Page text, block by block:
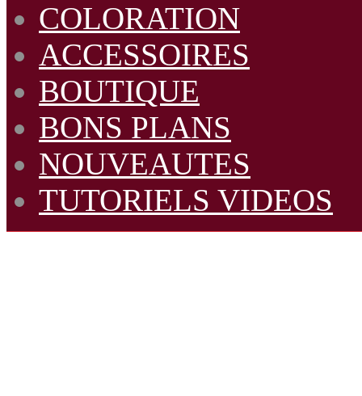
COLORATION
ACCESSOIRES
BOUTIQUE
BONS PLANS
NOUVEAUTES
TUTORIELS VIDEOS